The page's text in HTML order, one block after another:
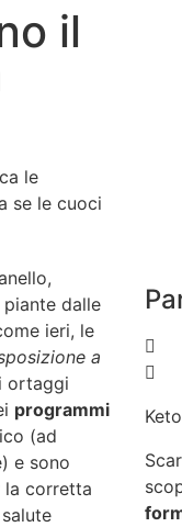
il
le
se le cuoci
dalle
ieri, le
a
ortaggi
programmi
(ad
e sono
la corretta